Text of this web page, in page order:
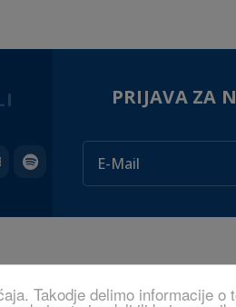
Takodje delimo informacije o
PRIJAVA ZA